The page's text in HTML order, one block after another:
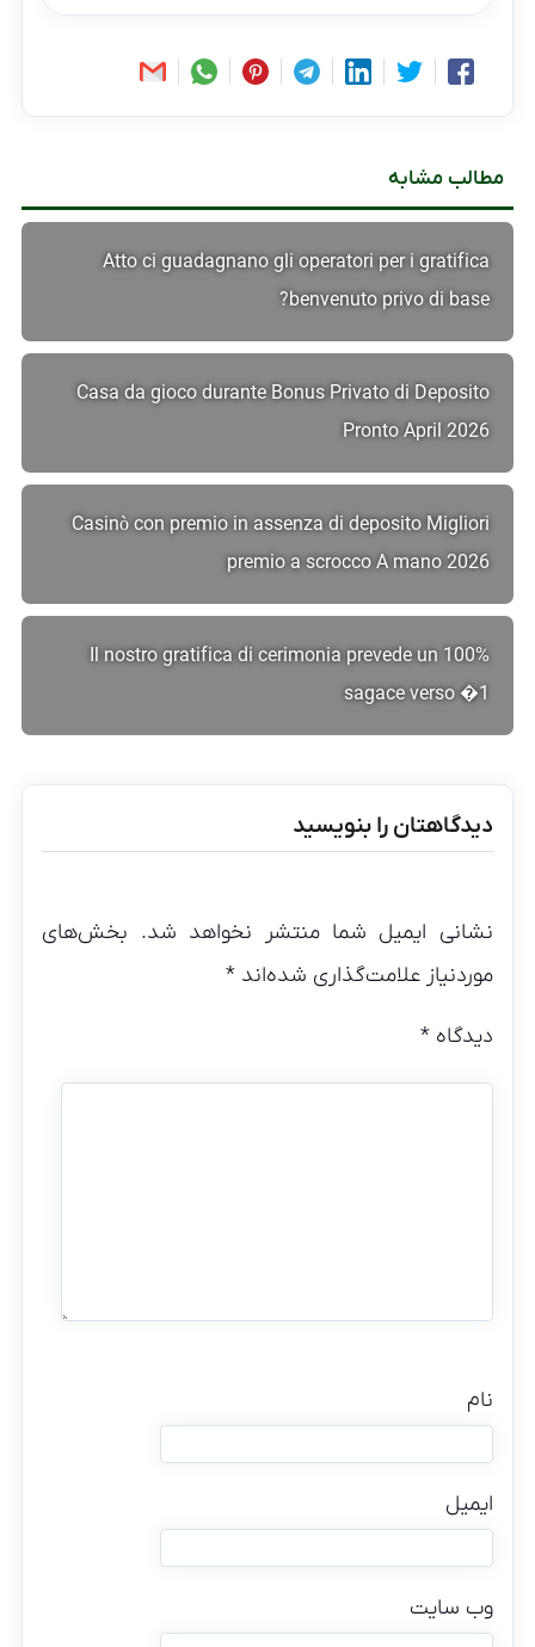
مطالب مشابه
Atto ci guadagnano gli operatori per i gratifica
benvenuto privo di base?
Casa da gioco durante Bonus Privato di Deposito
Pronto April 2026
Casinò con premio in assenza di deposito Migliori
premio a scrocco A mano 2026
Il nostro gratifica di cerimonia prevede un 100%
sagace verso �1
دیدگاهتان را بنویسید
نشانی ایمیل شما منتشر نخواهد شد. بخش‌های
موردنیاز علامت‌گذاری شده‌اند*
دیدگاه*
نام
ایمیل
وب‌ سایت